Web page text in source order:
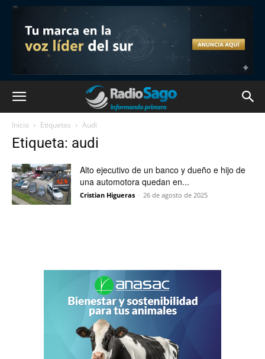
Inicio Etiquetas Audi
Etiqueta: audi
Alto ejecutivo de un banco y dueño e hijo de
una automotora quedan en...
Cristian Higueras - 26 de agosto de 2025